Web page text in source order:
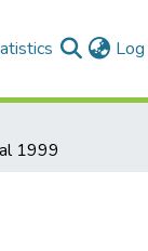
1999